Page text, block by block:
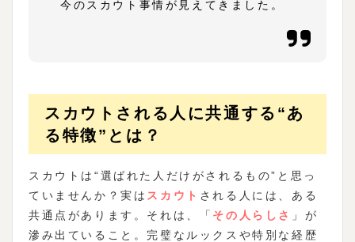
今のスカウト事情が見えてきました。
スカウトされる人に共通する“あ
る特徴”とは？
スカウトは“選ばれた人だけがされるもの”と思っ
ていませんか？実は スカウト される人には、ある
共通点があります。それは、「 その人らしさ
」が
滲み出ていること。完璧なルックスや特別な経歴